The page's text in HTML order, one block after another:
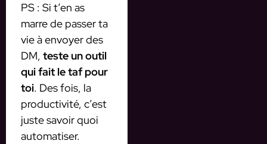
PS : Si t’en as
marre de passer ta
vie à envoyer des
DM, teste un outil
qui fait le taf pour
toi. Des fois, la
productivité, c’est
juste savoir quoi
automatiser.